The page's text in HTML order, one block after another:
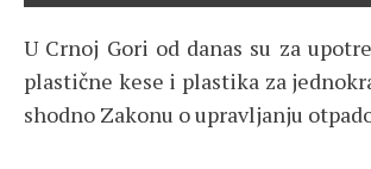
U Crnoj Gori od danas su za
plastične kese i plastika za
shodno Zakonu o upravljanju